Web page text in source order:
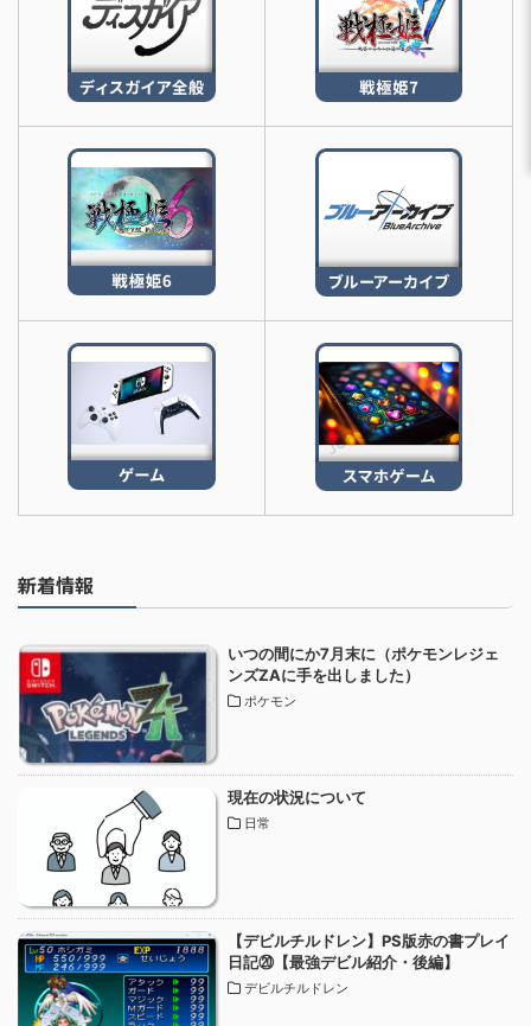
新着情報
いつの間にか7月末に（ポケモンレジェ
ンズZAに手を出しました）
ポケモン
現在の状況について
日常
【デビルチルドレン】PS版赤の書プレイ
日記⑳【最強デビル紹介・後編】
デビルチルドレン